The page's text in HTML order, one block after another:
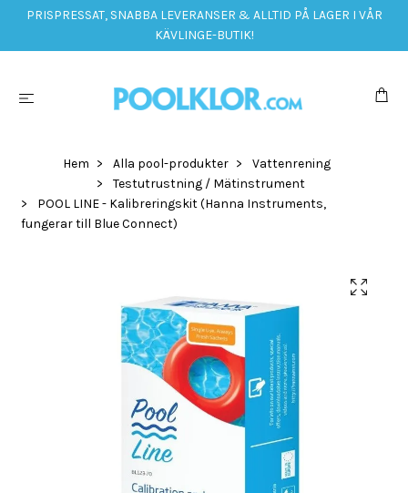
PRISPRESSAT, SNABBA LEVERANSER & ALLTID PÅ LAGER I VÅR
KÄVLINGE-BUTIK!
Hem Alla pool-produkter
Vattenrening
Testutrustning / Mätinstrument
POOL LINE - Kalibreringskit (Hanna Instruments,
fungerar till Blue Connect)